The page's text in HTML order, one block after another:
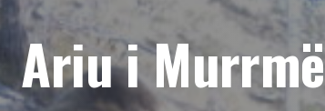
Ariu i Murrmë